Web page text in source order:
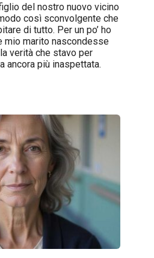
del nostro nuovo vicino
così sconvolgente che
di tutto. Per un po’ ho
mio marito nascondesse
verità che stavo per
ancora più inaspettata.